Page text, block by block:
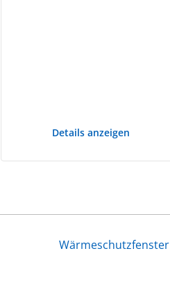
Details anzeigen
Wärmeschutzfenster